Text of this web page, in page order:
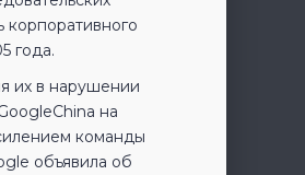
года.
их в нарушении
на
команды
объявила об